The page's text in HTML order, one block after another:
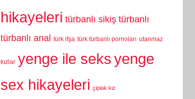
hikayeleri türbanlı sikiş türbanlı
türbanlı anal türk ifşa türk türbanlı pornoları utanmaz
kızlar yenge ile seksyenge
sex hikayeleri çiplak kiz